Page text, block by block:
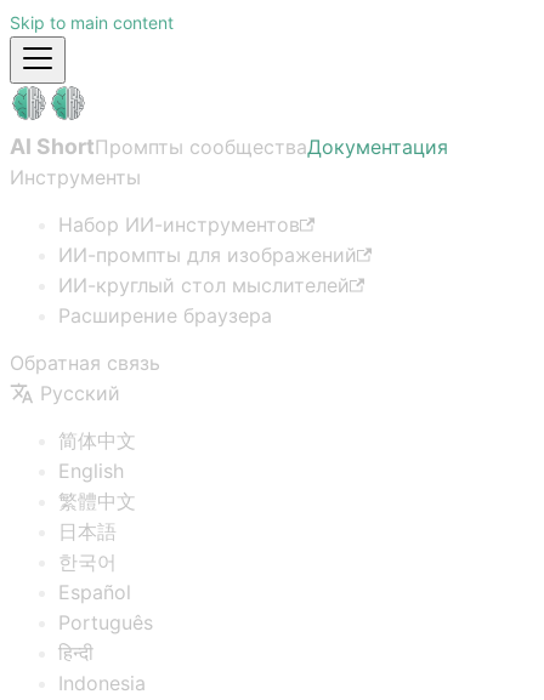
Skip to main content
AI ShortПромпты сообществаДокументация
Инструменты
Набор ИИ-инструментов
ИИ-промпты для изображений
ИИ-круглый стол мыслителей
Расширение браузера
Обратная связь
Русский
简体中文
English
繁體中文
日本語
한국어
Español
Português
हिन्दी
Indonesia